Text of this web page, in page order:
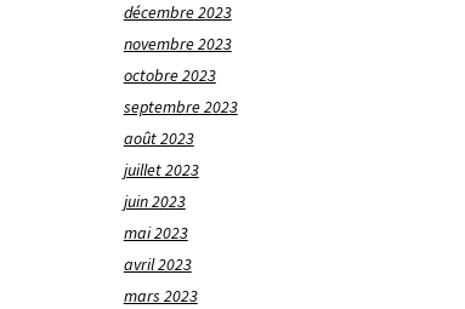
décembre 2023
novembre 2023
octobre 2023
septembre 2023
août 2023
juillet 2023
juin 2023
mai 2023
avril 2023
mars 2023